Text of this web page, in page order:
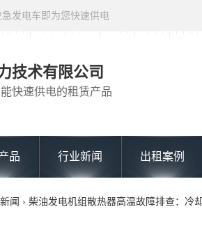
发电车即为您快速供电
技术有限公司
快速供电的租赁产品
品 行业新闻 出租案例
闻 › 柴油发电机组散热器高温故障排查：冷